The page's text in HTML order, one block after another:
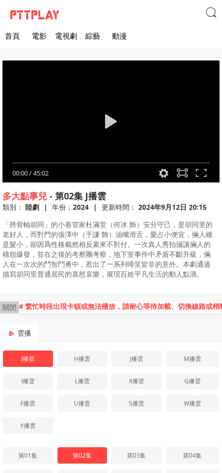

首頁 電影 電視劇 綜藝 動漫
00:00/45:02
多大點事兒 - 第02集 J播雲
類別： 陸劇 | 年份： 2024 | 更新時間： 2024年9月12日 20:15
「胯骨軸胡同」的小巷管家杜滿堂（何冰 飾）安分守己，是胡同里的
老好人，而對門的張澤中（于謙 飾）油嘴滑舌，愛占小便宜，倆人雖
是髮小，卻因爲性格截然相反素來不對付。一次真人秀拍攝讓倆人的
積怨爆發，並在之後的考察團考察，地下室事件中矛盾不斷升級，倆
人在一次次的鬥智鬥勇中，惹出了一系列啼笑皆非的意外。本劇通過
描寫胡同里普通居民的喜怒哀樂，展現百姓平凡生活的動人點滴。
關閉 # 繁忙時段出現卡頓或無法播放，請耐心等待加載、切換線路或稍
雲播
J播雲 H播雲 J播雲 M播雲
I播雲 L播雲 X播雲 G播雲
F播雲 U播雲 S播雲 W播雲
Y播雲
第01集 第02集 第03集 第04集